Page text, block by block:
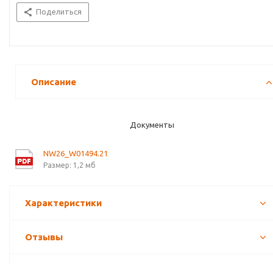
Поделиться
Описание
Документы
NW26_W01494.21
Размер: 1,2 мб
Характеристики
Отзывы